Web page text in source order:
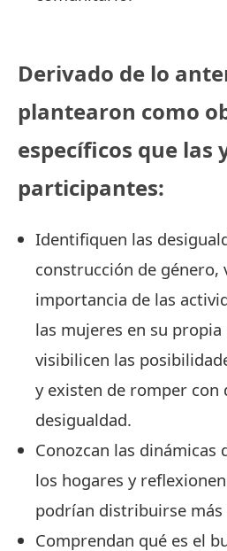
Derivado de lo
plantearon como
específicos que las
participantes:
Identifiquen las
construcción de género,
importancia de las
las mujeres en su
visibilicen las
y existen de romper con
desigualdad.
Conozcan las
los hogares y
podrían distribuirse
Comprendan qué es el